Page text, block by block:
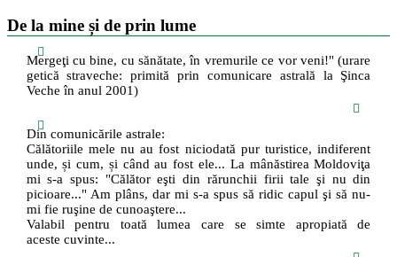
De la mine și de prin lume
Mergeţi cu bine, cu sănătate, în vremurile ce vor veni!" (urare
getică straveche: primită prin comunicare astrală la Şinca
Veche în anul 2001)
Din comunicările astrale:
Călătoriile mele nu au fost niciodată pur turistice, indiferent
unde, și cum, și când au fost ele... La mânăstirea Moldoviţa
mi s-a spus: "Călător eşti din rărunchii firii tale şi nu din
picioare..." Am plâns, dar mi s-a spus să ridic capul şi să nu-
mi fie ruşine de cunoaştere...
Valabil pentru toată lumea care se simte apropiată de
aceste cuvinte...